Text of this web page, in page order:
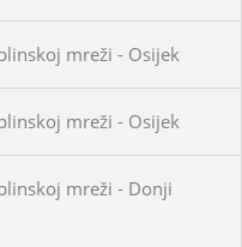
mreži - Osijek
mreži - Osijek
mreži - Donji